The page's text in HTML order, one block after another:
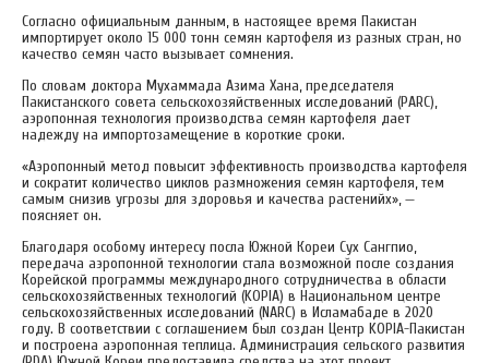
Согласно официальным данным, в настоящее время Пакистан
импортирует около 15 000 тонн семян картофеля из разных стран, но
качество семян часто вызывает сомнения.
По словам доктора Мухаммада Азима Хана, председателя
Пакистанского совета сельскохозяйственных исследований (PARC),
аэропонная технология производства семян картофеля дает
надежду на импортозамещение в короткие сроки.
«Аэропонный метод повысит эффективность производства картофеля
и сократит количество циклов размножения семян картофеля, тем
самым снизив угрозы для здоровья и качества растенийх», —
поясняет он.
Благодаря особому интересу посла Южной Кореи Сух Сангпио,
передача аэропонной технологии стала возможной после создания
Корейской программы международного сотрудничества в области
сельскохозяйственных технологий (KOPIA) в Национальном центре
сельскохозяйственных исследований (NARC) в Исламабаде в 2020
году. В соответствии с соглашением был создан Центр KOPIA-Пакистан
и построена аэропонная теплица. Администрация сельского развития